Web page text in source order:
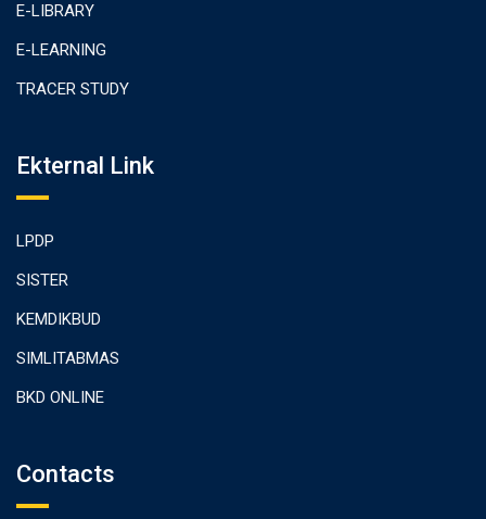
E-LIBRARY
E-LEARNING
TRACER STUDY
Ekternal Link
LPDP
SISTER
KEMDIKBUD
SIMLITABMAS
BKD ONLINE
Contacts